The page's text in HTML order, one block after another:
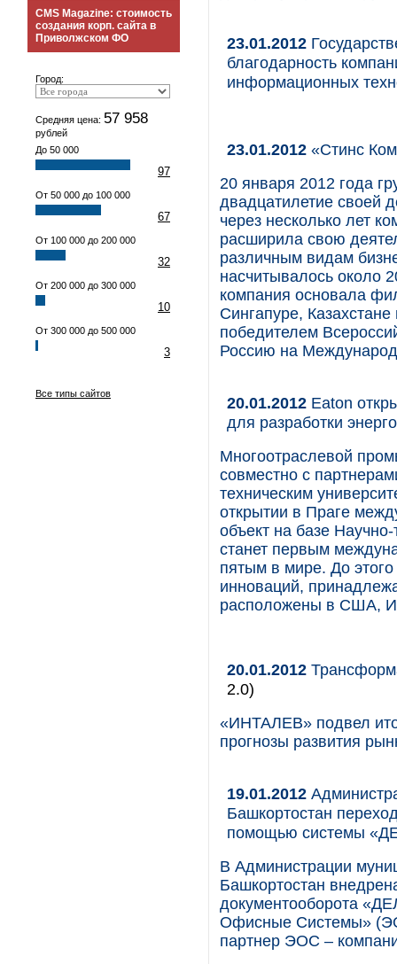
CMS Magazine: стоимость
создания корп. сайта в
Приволжском ФО
Город:
Средняя цена: 57 958
рублей
До 50 000
97
От 50 000 до 100 000
67
От 100 000 до 200 000
32
От 200 000 до 300 000
10
От 300 000 до 500 000
3
Все типы сайтов
23.01.2012
благодарность
информационных
23.01.2012 «Стинс
20 января 2012 года
двадцатилетие своей
через несколько лет
расширила свою
различным видам
насчитывалось около
компания основала
Сингапуре,
победителем
Россию на
20.01.2012 Eaton
для разработки
Многоотраслевой
совместно с
техническим
открытии в Праге
объект на базе Научно-
станет первым
пятым в мире. До
инноваций,
расположены в США,
20.01.2012
2.0)
«ИНТАЛЕВ» подвел
прогнозы развития
19.01.2012
Башкортостан
помощью системы
В Администрации
Башкортостан
документооборота
Офисные Системы»
партнер ЭОС –